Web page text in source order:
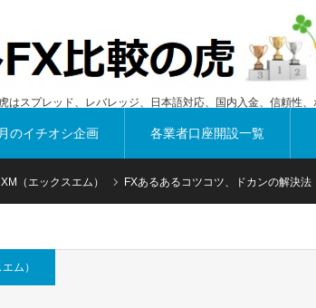
はスプレッド、レバレッジ、日本語対応、国内入金、信頼性
のイチオシ企画 各業者口座開設一覧
XM（エックスエム） FXあるあるコツコツ、ドカンの解決法
ム）